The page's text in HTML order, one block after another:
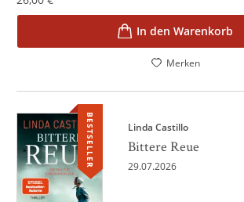
In den Warenkorb
Merken
BESTSELLER Linda Castillo
Bittere Reue
29.07.2026